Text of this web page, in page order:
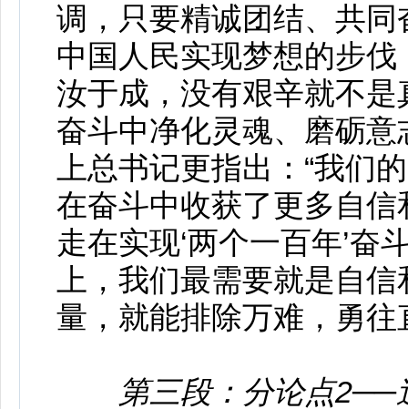
调，只要精诚团结、共
中国人民实现梦想的步
汝于成，没有艰辛就不
奋斗中净化灵魂、磨砺
上总书记更指出：“我们
在奋斗中收获了更多自
走在实现‘两个一百年’奋
上，我们最需要就是自
量，就能排除万难，勇往
第三段：分论点2──